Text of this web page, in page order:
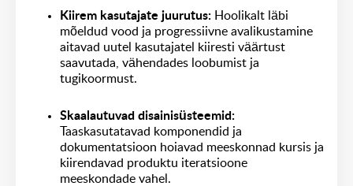
Kiirem kasutajate juurutus: Hoolikalt läbi
mõeldud vood ja progressiivne avalikustamine
aitavad uutel kasutajatel kiiresti väärtust
saavutada, vähendades loobumist ja
tugikoormust.
Skaalautuvad disainisüsteemid:
Taaskasutatavad komponendid ja
dokumentatsioon hoiavad meeskonnad kursis ja
kiirendavad produktu iteratsioone
meeskondade vahel.